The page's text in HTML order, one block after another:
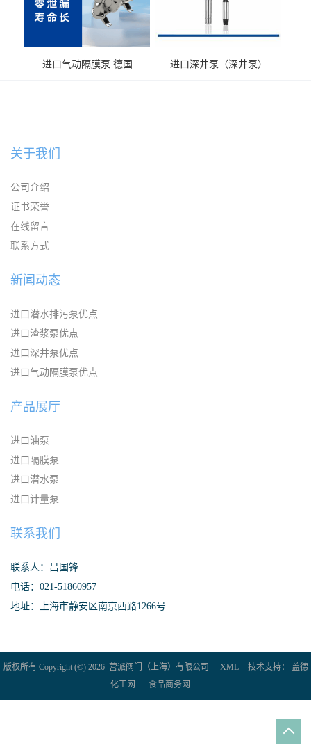
进口气动隔膜泵 德国
进口深井泵（深井泵）
关于我们
公司介绍
证书荣誉
在线留言
联系方式
新闻动态
进口潜水排污泵优点
进口渣浆泵优点
进口深井泵优点
进口气动隔膜泵优点
产品展厅
进口油泵
进口隔膜泵
进口潜水泵
进口计量泵
联系我们
联系人：吕国锋
电话：021-51860957
地址：上海市静安区南京西路1266号
版权所有 Copyright (©) 2026 营派阀门（上海）有限公司 XML 技术支持：
盖德
化工网
食品商务网